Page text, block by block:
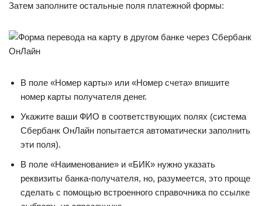
Затем заполните остальные поля платежной формы:
В поле «Номер карты» или «Номер счета» впишите
номер карты получателя денег.
Укажите ваши ФИО в соответствующих полях (система
Сбербанк ОнЛайн попытается автоматически заполнить
эти поля).
В поле «Наименование» и «БИК» нужно указать
реквизиты банка-получателя, но, разумеется, это проще
сделать с помощью встроенного справочника по ссылке